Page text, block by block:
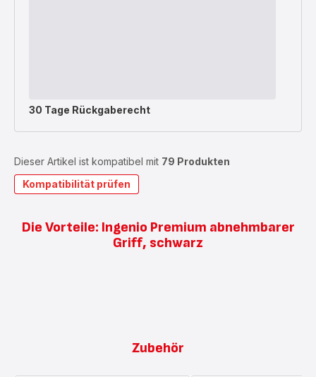
30 Tage Rückgaberecht
Dieser Artikel ist kompatibel mit 79 Produkten
Kompatibilität prüfen
Die Vorteile: Ingenio Premium abnehmbarer
Griff, schwarz
Zubehör